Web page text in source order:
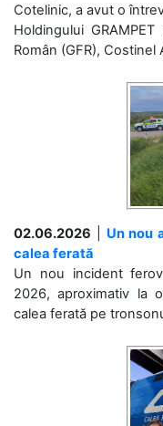
Cotelinic, a avut o
Holdingului
Român (GFR), Costinel
02.06.2026
Un nou
calea ferată
Un nou incident
2026, aproximativ la
calea ferată pe